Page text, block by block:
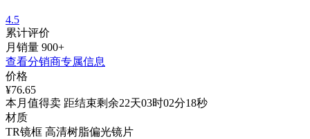
4.5
累计评价
月销量 900+
查看分销商专属信息
价格
¥76.65
本月值得卖 距结束剩余22天03时02分18秒
材质
TR镜框 高清树脂偏光镜片